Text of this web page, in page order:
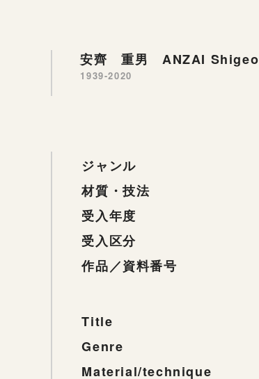
安齊 重男 ANZAI Shigeo
1939-2020
ジャンル
材質・技法
受入年度
受入区分
作品／資料番号
Title
Genre
Material/technique